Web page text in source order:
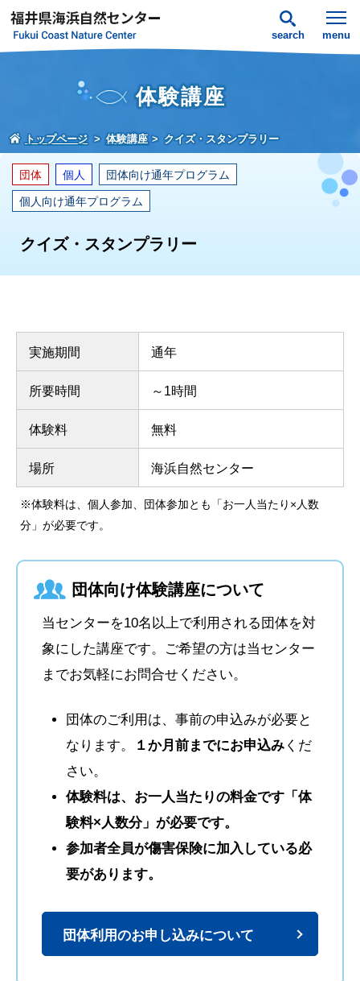
search menu
体験講座
トップページ 体験講座 クイズ・スタンプラリー
団体 個人 団体向け通年プログラム
個人向け通年プログラム
クイズ・スタンプラリー
実施期間 通年
所要時間 ～1時間
体験料 無料
場所 海浜自然センター
※体験料は、個人参加、団体参加とも「お一人当たり×人数
分」が必要です。
団体向け体験講座について
当センターを10名以上で利用される団体を対
象にした講座です。ご希望の方は当センター
までお気軽にお問合せください。
団体のご利用は、事前の申込みが必要と
なります。
１か月前までにお申込み くだ
さい。
体験料は、お一人当たりの料金です「体
験料×人数分」が必要です。
参加者全員が傷害保険に加入している必
要があります。
団体利用のお申し込みについて